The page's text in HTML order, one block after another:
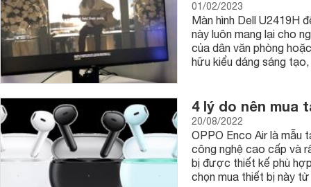
01/02/2023
Màn hình Dell U2419H
này luôn mang lại cho
của dân văn phòng
hữu kiểu dáng sáng
4 lý do nên mua
20/08/2022
OPPO Enco Air là mẫu
công nghệ cao cấp và
bị được thiết kế phù
chọn mua thiết bị này